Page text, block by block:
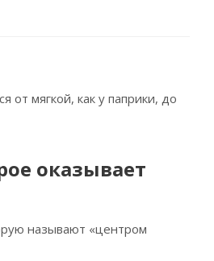
от мягкой, как у паприки, до
оказывает
называют «центром